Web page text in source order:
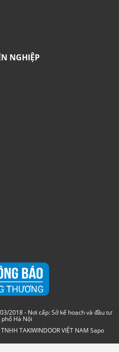
NGHIỆP
2018 - Nơi cấp: Sở kế hoạch và đầu tư
Hà Nội
TAKIWINDOOR VIỆT NAM Sapo